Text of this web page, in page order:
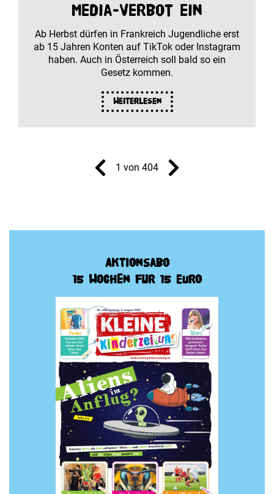
Media-Verbot ein
Ab Herbst dürfen in Frankreich Jugendliche erst
ab 15 Jahren Konten auf TikTok oder Instagram
haben. Auch in Österreich soll bald so ein
Gesetz kommen.
Weiterlesen
1 von 404
Aktionsabo
15 Wochen für 15 Euro